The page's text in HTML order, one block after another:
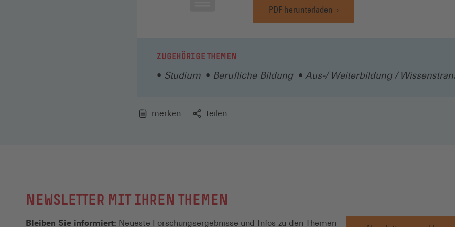
PDF herunterladen
(Öffnet
in
ZUGEHÖRIGE THEMEN
Studium Berufliche Bildung Aus-/ Weiterbildung /
merken teilen
NEWSLETTER MIT IHREN THEMEN
Bleiben Sie informiert: Neueste Forschungsergebnisse und Infos zu den Themen